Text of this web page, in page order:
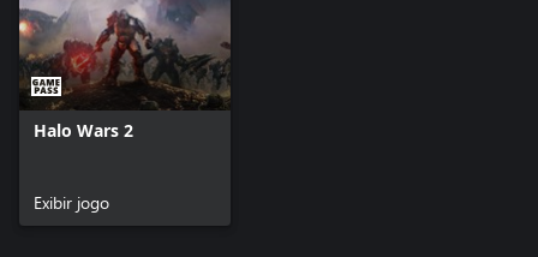
Halo Wars 2
Exibir jogo